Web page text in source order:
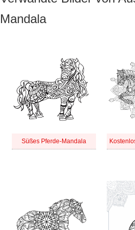
Mandala
Süßes Pferde-Mandala